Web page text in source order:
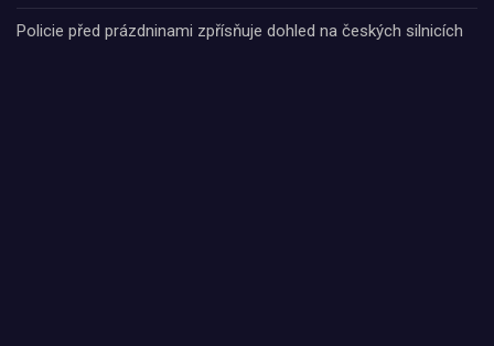
Policie před prázdninami zpřísňuje dohled na českých silnicích